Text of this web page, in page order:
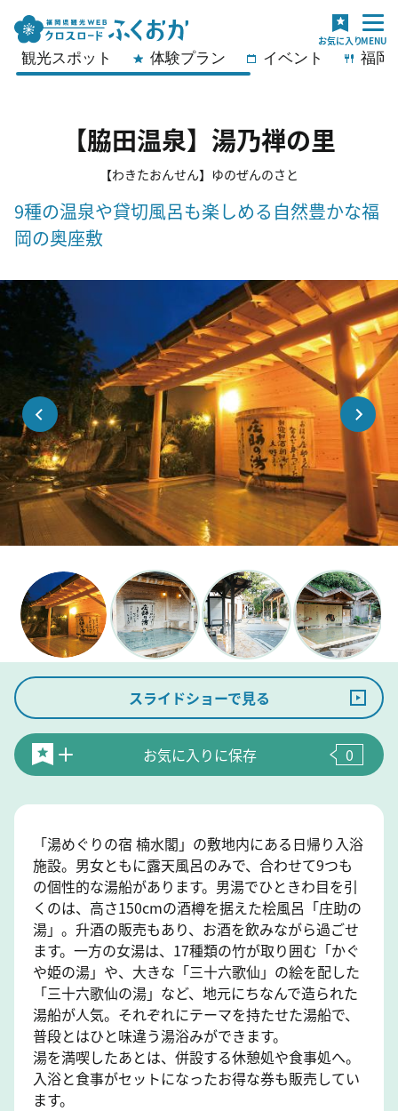
観光スポット 体験プラン イベント 福岡
【脇田温泉】湯乃禅の里
【わきたおんせん】ゆのぜんのさと
9種の温泉や貸切風呂も楽しめる自然豊かな福
岡の奥座敷
スライドショーで見る
お気に入りに保存 0
「湯めぐりの宿 楠水閣」の敷地内にある日帰り入浴
施設。男女ともに露天風呂のみで、合わせて9つも
の個性的な湯船があります。男湯でひときわ目を引
くのは、高さ150cmの酒樽を据えた桧風呂「庄助の
湯」。升酒の販売もあり、お酒を飲みながら過ごせ
ます。一方の女湯は、17種類の竹が取り囲む「かぐ
や姫の湯」や、大きな「三十六歌仙」の絵を配した
「三十六歌仙の湯」など、地元にちなんで造られた
湯船が人気。それぞれにテーマを持たせた湯船で、
普段とはひと味違う湯浴みができます。
湯を満喫したあとは、併設する休憩処や食事処へ。
入浴と食事がセットになったお得な券も販売してい
ます。